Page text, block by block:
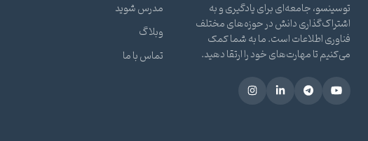
توسینسو، جامعه‌ای برای یادگیری و به
اشتراک‌گذاری دانش در حوزه‌های مختلف
فناوری اطلاعات است. ما به شما کمک
می‌کنیم تا مهارت‌های خود را ارتقا دهید.
مدرس شوید
وبلاگ
تماس با ما